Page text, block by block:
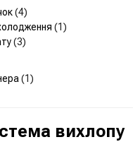
(4)
(1)
(3)
(1)
вихлопу